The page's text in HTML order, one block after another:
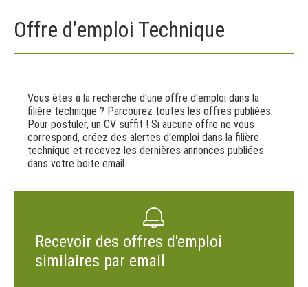
Offre d’emploi Technique
Vous êtes à la recherche d'une offre d'emploi dans la
filière technique ? Parcourez toutes les offres publiées.
Pour postuler, un CV suffit ! Si aucune offre ne vous
correspond, créez des alertes d'emploi dans la filière
technique et recevez les dernières annonces publiées
dans votre boite email.
Recevoir des offres d'emploi
similaires par email